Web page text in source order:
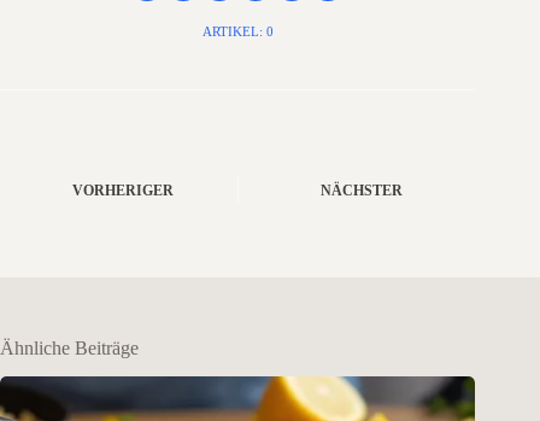
ARTIKEL: 0
VORHERIGER NÄCHSTER
Ähnliche Beiträge